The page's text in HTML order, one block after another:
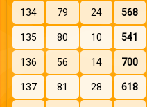
134
79 24 568
135
80 10 541
136
56 14 700
137
81 28 618